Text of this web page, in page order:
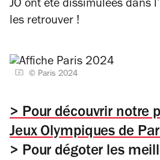
JO ont été dissimulées dans
les retrouver !
© Paris 2024
> Pour découvrir notre
Jeux Olympiques de
> Pour dégoter les